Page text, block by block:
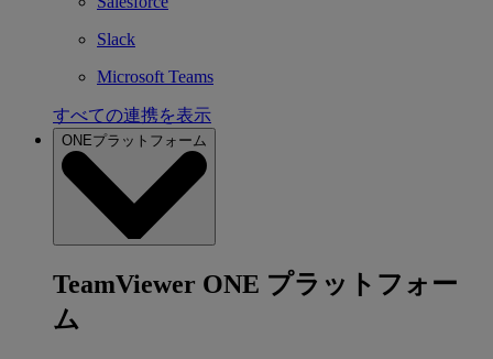
Slack
Microsoft Teams
すべての連携を表示
ONEプラットフォーム
TeamViewer ONE プラットフォー
ム